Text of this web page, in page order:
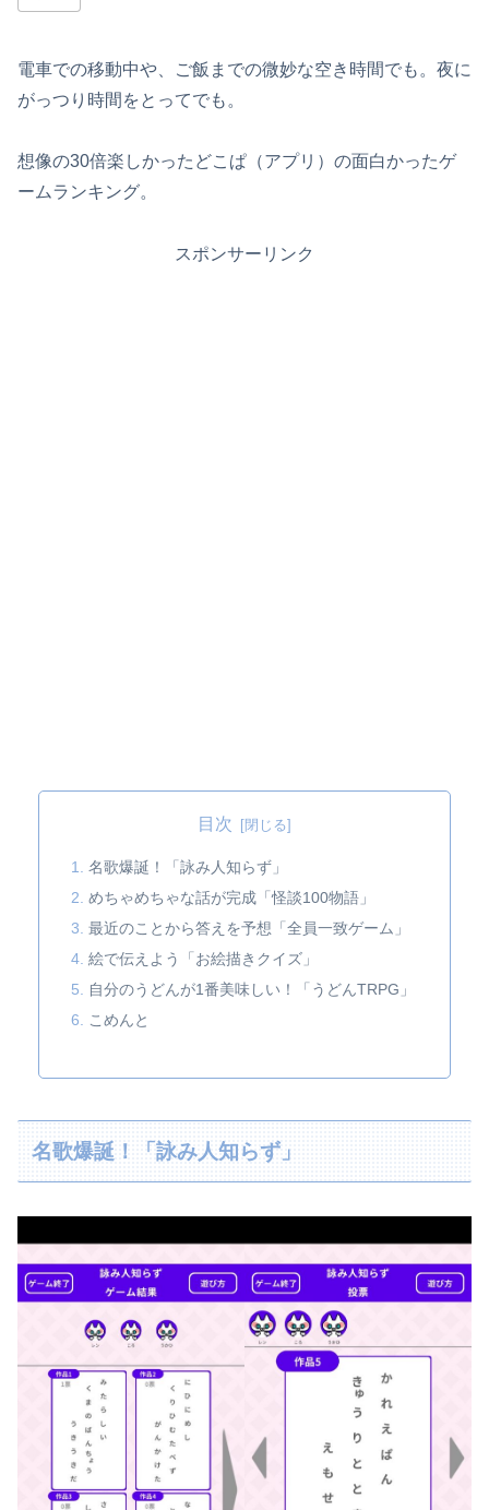
電車での移動中や、ご飯までの微妙な空き時間でも。夜に
がっつり時間をとってでも。
想像の30倍楽しかったどこぱ（アプリ）の面白かったゲ
ームランキング。
スポンサーリンク
目次
名歌爆誕！「詠み人知らず」
めちゃめちゃな話が完成「怪談100物語」
最近のことから答えを予想「全員一致ゲーム」
絵で伝えよう「お絵描きクイズ」
自分のうどんが1番美味しい！「うどんTRPG」
こめんと
名歌爆誕！「詠み人知らず」